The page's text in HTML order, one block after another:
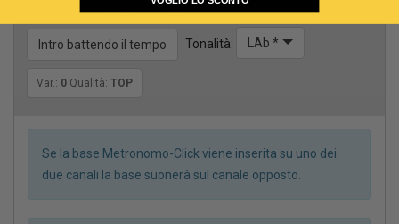
Destra
Intro battendo il tempo Tonalità: LAb *
Var.: 0 Qualità: TOP
Se la base Metronomo-Click viene inserita su uno dei
due canali la base suonerà sul canale opposto.